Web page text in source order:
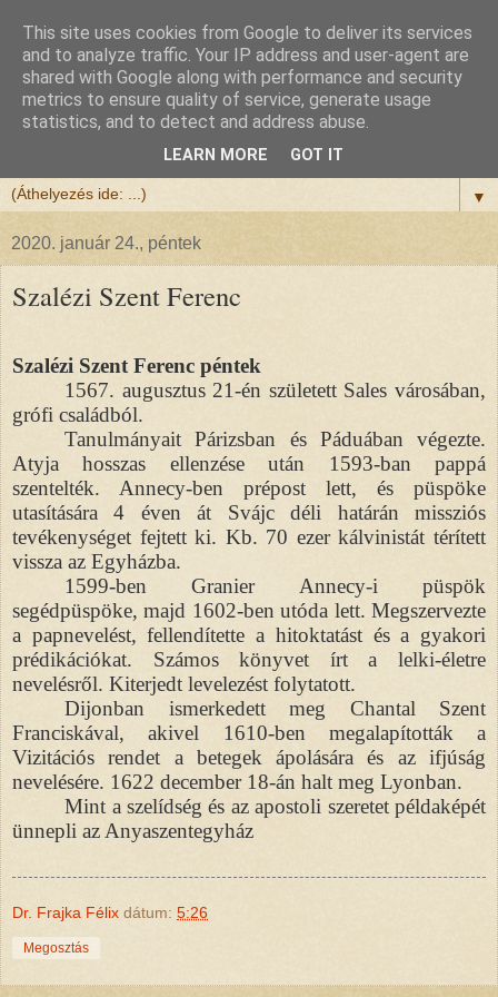
Félix atya
Szeretettel köszöntöm a honlapomra ellátogatót.
▼
2020. január 24., péntek
Szalézi Szent Ferenc
Szalézi Szent Ferenc péntek
1567. augusztus 21-én született Sales városában,
grófi családból.
Tanulmányait Párizsban és Páduában végezte.
Atyja hosszas ellenzése után 1593-ban pappá
szentelték. Annecy-ben prépost lett, és püspöke
utasítására 4 éven át Svájc déli határán missziós
tevékenységet fejtett ki. Kb. 70 ezer kálvinistát térített
vissza az Egyházba.
1599-ben Granier Annecy-i püspök
segédpüspöke, majd 1602-ben utóda lett. Megszervezte
a papnevelést, fellendítette a hitoktatást és a gyakori
prédikációkat. Számos könyvet írt a lelki-életre
nevelésről. Kiterjedt levelezést folytatott.
Dijonban ismerkedett meg Chantal Szent
Franciskával, akivel 1610-ben megalapították a
Vizitációs rendet a betegek ápolására és az ifjúság
nevelésére. 1622 december 18-án halt meg Lyonban.
Mint a szelídség és az apostoli szeretet példaképét
ünnepli az Anyaszentegyház
Dr. Frajka Félix dátum: 5:26
Megosztás
This site uses cookies from Google to deliver its services
and to analyze traffic. Your IP address and user-agent are
shared with Google along with performance and security
metrics to ensure quality of service, generate usage
statistics, and to detect and address abuse.
LEARN MORE GOT IT